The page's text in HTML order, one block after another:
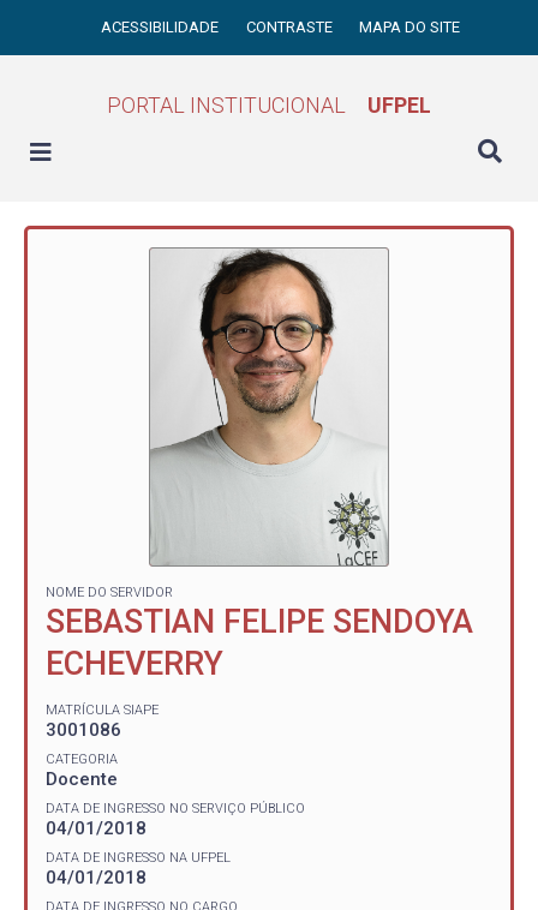
ACESSIBILIDADE CONTRASTE MAPA DO SITE
PORTAL INSTITUCIONAL UFPEL
NOME DO SERVIDOR
SEBASTIAN FELIPE SENDOYA
ECHEVERRY
MATRÍCULA SIAPE
3001086
CATEGORIA
Docente
DATA DE INGRESSO NO SERVIÇO PÚBLICO
04/01/2018
DATA DE INGRESSO NA UFPEL
04/01/2018
DATA DE INGRESSO NO CARGO